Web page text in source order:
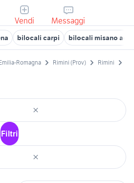
Vendi Messaggi
bilocali carpi bilocali misano
Romagna Rimini (Prov)
Rimini
Filtri